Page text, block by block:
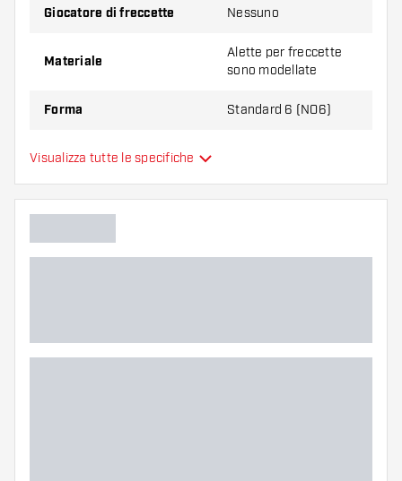
Provate una forma, un materiale o uno
variante vi si addice di più!
Giocatore di freccette Nessuno
Materiale
Alette per freccette
sono modellate
Forma Standard 6 (NO6)
Tipo
Colore principale
Visualizza tutte le specifiche